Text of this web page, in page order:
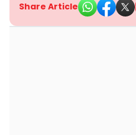
Share Article